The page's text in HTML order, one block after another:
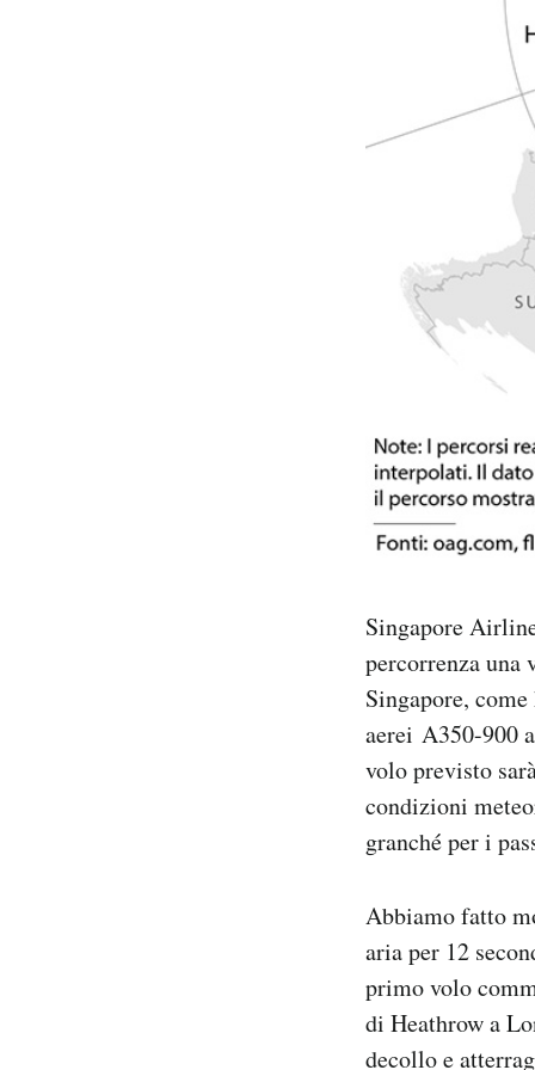
Singapore
percorrenza
Singapore,
aerei A350-900
volo previsto
condizioni
granché per i
Abbiamo fatto
aria per 12
primo volo
di Heathrow a
decollo e